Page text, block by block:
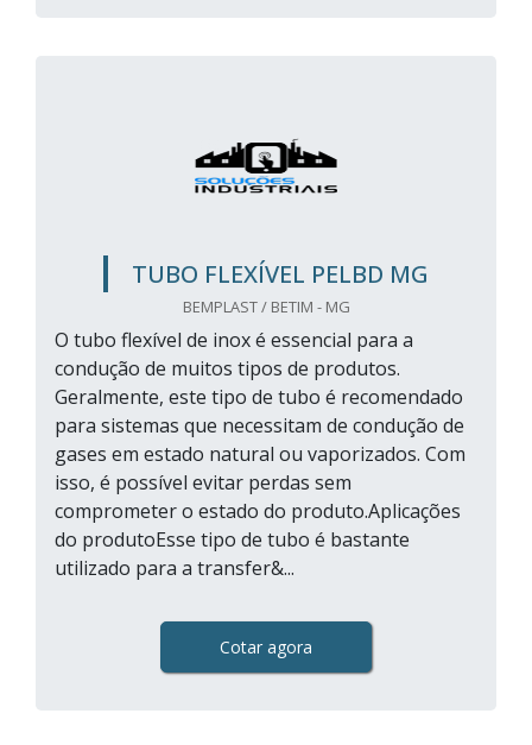
TUBO FLEXÍVEL PELBD MG
BEMPLAST / BETIM - MG
O tubo flexível de inox é essencial para a
condução de muitos tipos de produtos.
Geralmente, este tipo de tubo é recomendado
para sistemas que necessitam de condução de
gases em estado natural ou vaporizados. Com
isso, é possível evitar perdas sem
comprometer o estado do produto.Aplicações
do produtoEsse tipo de tubo é bastante
utilizado para a transfer&...
Cotar agora